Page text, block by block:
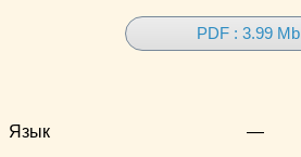
PDF : 3.99 Mb
Язык —